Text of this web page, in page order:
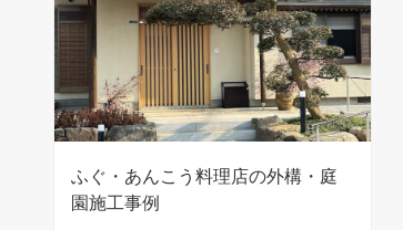
ふぐ・あんこう料理店の外構・庭
園施工事例